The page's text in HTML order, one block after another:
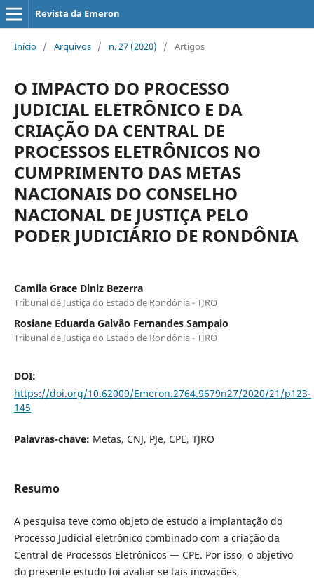
Revista da Emeron
Início / Arquivos / n. 27 (2020) / Artigos
O IMPACTO DO PROCESSO
JUDICIAL ELETRÔNICO E DA
CRIAÇÃO DA CENTRAL DE
PROCESSOS ELETRÔNICOS NO
CUMPRIMENTO DAS METAS
NACIONAIS DO CONSELHO
NACIONAL DE JUSTIÇA PELO
PODER JUDICIÁRIO DE RONDÔNIA
Camila Grace Diniz Bezerra
Tribunal de Justiça do Estado de Rondônia - TJRO
Rosiane Eduarda Galvão Fernandes Sampaio
Tribunal de Justiça do Estado de Rondônia - TJRO
DOI:
https://doi.org/10.62009/Emeron.2764.9679n27/2020/21/p123-
145
Palavras-chave: Metas, CNJ, PJe, CPE, TJRO
Resumo
A pesquisa teve como objeto de estudo a implantação do
Processo Judicial eletrônico combinado com a criação da
Central de Processos Eletrônicos — CPE. Por isso, o objetivo
do presente estudo foi avaliar se tais inovações,